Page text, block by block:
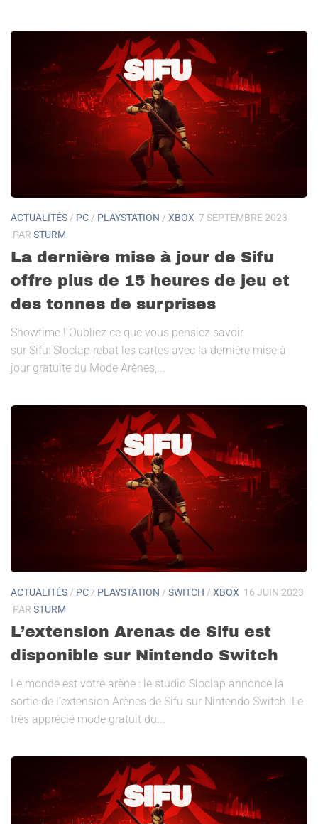
ACTUALITÉS / PC / PLAYSTATION / XBOX 7 SEPTEMBRE 2023
PAR STURM
La dernière mise à jour de Sifu
offre plus de 15 heures de jeu et
des tonnes de surprises
Showtime ! Oubliez ce que vous pensiez savoir
sur Sifu: Sloclap rebat les cartes avec la dernière mise à
jour gratuite du Mode Arènes,...
ACTUALITÉS / PC / PLAYSTATION / SWITCH / XBOX 16 JUIN 2023
PAR STURM
L’extension Arenas de Sifu est
disponible sur Nintendo Switch
Le monde est votre arène : le studio Sloclap annonce la
sortie de l’extension Arènes de Sifu sur Nintendo Switch. Le
très apprécié mode gratuit du...